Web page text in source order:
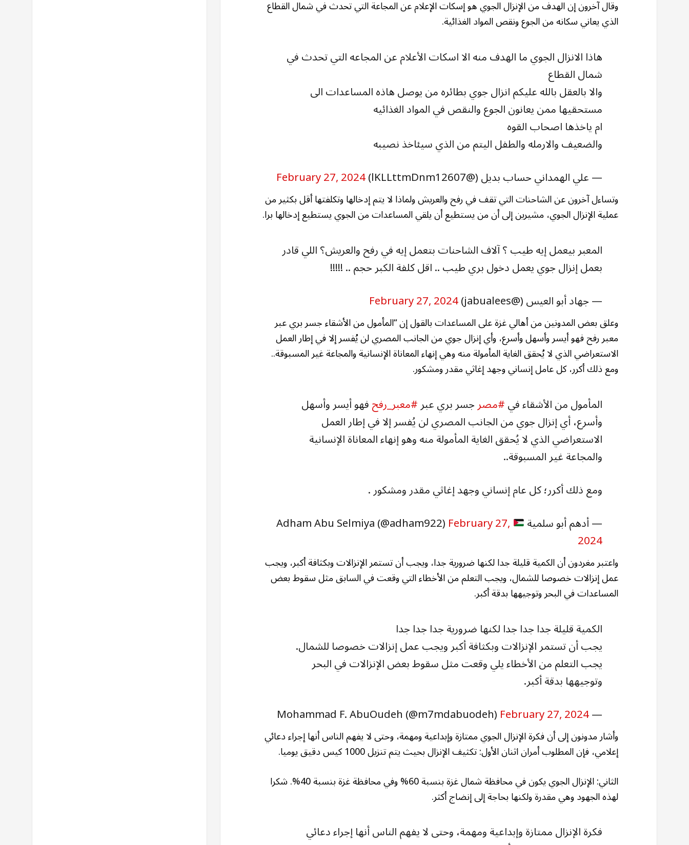
وقال آخرون إن الهدف من الإنزال الجوي هو إسكات الإعلام عن المجاعة التي تحدث في شمال القطاع
الذي يعاني سكانه من الجوع ونقص المواد الغذائية.
هاذا الانزال الجوي ما الهدف منه الا اسكات الأعلام عن المجاعه التي تحدث في
شمال القطاع
والا بالعقل بالله عليكم انزال جوي بطائره من يوصل هاذه المساعدات الى
مستحقيها ممن يعانون الجوع والنقص في المواد الغذائيه
ام ياخذها اصحاب القوه
والضعيف والارمله والطفل اليتم من الذي سيئاخذ نصيبه
— علي الهمداني حساب بديل (@lKLLttmDnm12607)
February 27, 2024
وتساءل آخرون عن الشاحنات التي تقف في رفح والعريش ولماذا لا يتم إدخالها وتكلفتها أقل بكثير من
عملية الإنزال الجوي، مشيرين إلى أن من يستطيع أن يلقي المساعدات من الجوي يستطيع إدخالها برا.
المعبر بيعمل إيه طيب ؟ آلاف الشاحنات بتعمل إيه في رفح والعريش؟ اللي قادر
بعمل إنزال جوي يعمل دخول بري طيب .. اقل كلفة الكبر حجم .. !!!!!
— جهاد أبو العيس (@jabualees)
February 27, 2024
وعلق بعض المدونين من أهالي غزة على المساعدات بالقول إن “المأمول من الأشقاء جسر بري عبر
معبر رفح فهو أيسر وأسهل وأسرع، وأي إنزال جوي من الجانب المصري لن يُفسر إلا في إطار العمل
الاستعراضي الذي لا يُحقق الغاية المأمولة منه وهي إنهاء المعاناة الإنسانية والمجاعة غير المسبوقة..
ومع ذلك أكرر، كل عامل إنساني وجهد إغاثي مقدر ومشكور.
المأمول من الأشقاء في#مصرجسر بري عبر#معبر_رفحفهو أيسر وأسهل
وأسرع، أي إنزال جوي من الجانب المصري لن يُفسر إلا في إطار العمل
الاستعراضي الذي لا يُحقق الغاية المأمولة منه وهو إنهاء المعاناة الإنسانية
والمجاعة غير المسبوقة..
ومع ذلك أكرر؛ كل عام إنساني وجهد إغاثي مقدر ومشكور .
— أدهم أبو سلمية
February 27,
2024
واعتبر مغردون أن الكمية قليلة جدا لكنها ضرورية جدا، ويجب أن تستمر الإنزالات وبكثافة أكبر، ويجب
عمل إنزالات خصوصا للشمال، ويجب التعلم من الأخطاء التي وقعت في السابق مثل سقوط بعض
المساعدات في البحر وتوجيهها بدقة أكبر.
الكمية قليلة جدا جدا جدا لكنها ضرورية جدا جدا جدا
يجب أن تستمر الإنزالات وبكثافة أكبر ويجب عمل إنزالات خصوصا للشمال.
يجب التعلم من الأخطاء يلي وقعت مثل سقوط بعض الإنزالات في البحر
وتوجيهها بدقة أكبر.
— Mohammad F. AbuOudeh (@m7mdabuodeh)
February 27, 2024
وأشار مدونون إلى أن فكرة الإنزال الجوي ممتازة وإبداعية ومهمة، وحتى لا يفهم الناس أنها إجراء دعائي
إعلامي، فإن المطلوب أمران اثنان الأول: تكثيف الإنزال بحيث يتم تنزيل 1000 كيس دقيق يوميا.
الثاني: الإنزال الجوي يكون في محافظة شمال غزة بنسبة 60% وفي محافظة غزة بنسبة 40%. شكرا
لهذه الجهود وهي مقدرة ولكنها بحاجة إلى إنضاج أكثر.
فكرة الإنزال ممتازة وإبداعية ومهمة، وحتى لا يفهم الناس أنها إجراء دعائي